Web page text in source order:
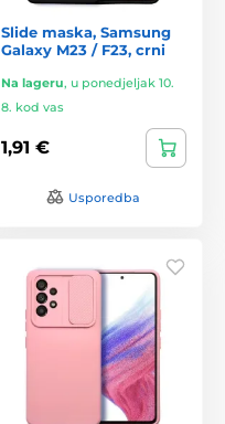
Slide maska, Samsung
Galaxy M23 / F23, crni
Na lageru, u ponedjeljak 10.
8. kod vas
1,91 €
Usporedba